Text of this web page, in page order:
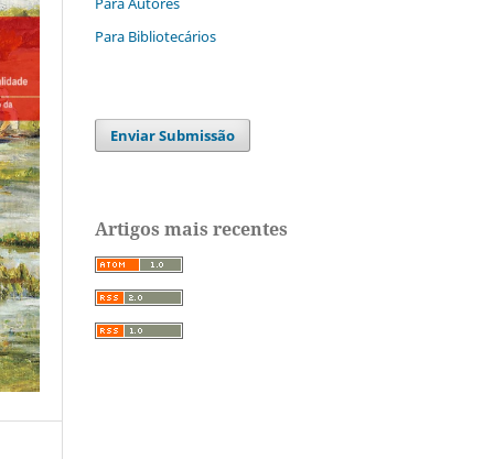
Para Bibliotecários
Enviar Submissão
Artigos mais recentes